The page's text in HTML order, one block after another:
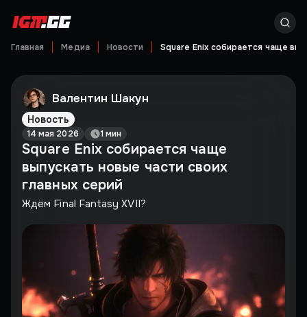
Главная Медиа Новости Square Enix собирается чаще
Валентин Шакун
Новость
14 мая 2026 1 мин
Square Enix собирается чаще
выпускать новые части своих
главных серий
Ждём Final Fantasy XVII?